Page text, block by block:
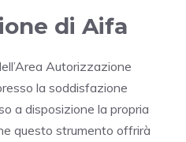
di Aifa
Autorizzazione
la soddisfazione
a disposizione la propria
questo strumento offrirà